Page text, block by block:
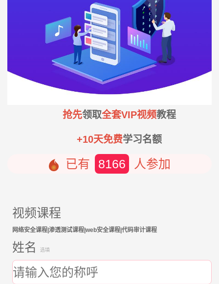
抢先领取全套VIP视频教程
+10天免费学习名额
已有 8166 人参加
视频课程
网络安全课程|渗透测试课程|web安全课程|代码审计课程
姓名 选填